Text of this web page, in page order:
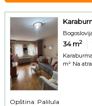
34m2
m² Na
Opština: Palilula